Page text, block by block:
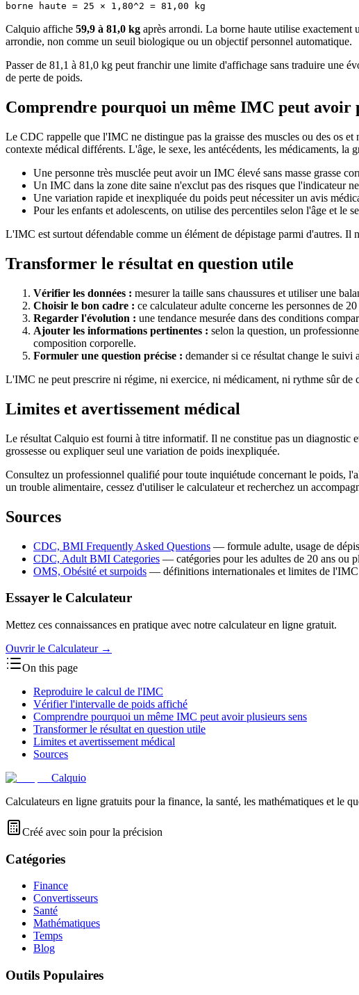
borne haute = 25 × 1,80^2 = 81,00 kg
Calquio affiche 59,9 à 81,0 kg après arrondi. La borne haute utilise
arrondie, non comme un seuil biologique ou un objectif personnel automatique.
Passer de 81,1 à 81,0 kg peut franchir une limite d'affichage sans traduire une
de perte de poids.
Comprendre pourquoi un même IMC peut avoir
Le CDC rappelle que l'IMC ne distingue pas la graisse des muscles ou des os
contexte médical différents. L'âge, le sexe, les antécédents, les médicaments,
Une personne très musclée peut avoir un IMC élevé sans masse grasse
Un IMC dans la zone dite saine n'exclut pas des risques que l'indicateur
Une variation rapide et inexpliquée du poids peut nécessiter un avis
Pour les enfants et adolescents, on utilise des percentiles selon l'âge et le
L'IMC est surtout défendable comme un élément de dépistage parmi d'autres.
Transformer le résultat en question utile
Vérifier les données : mesurer la taille sans chaussures et utiliser une
Choisir le bon cadre : ce calculateur adulte concerne les personnes de
Regarder l'évolution : une tendance mesurée dans des conditions
Ajouter les informations pertinentes : selon la question, un
composition corporelle.
Formuler une question précise : demander si ce résultat change le
L'IMC ne peut prescrire ni régime, ni exercice, ni médicament, ni rythme sûr de
Limites et avertissement médical
Le résultat Calquio est fourni à titre informatif. Il ne constitue pas un diagnostic
grossesse ou expliquer seul une variation de poids inexpliquée.
Consultez un professionnel qualifié pour toute inquiétude concernant le poids,
un trouble alimentaire, cessez d'utiliser le calculateur et recherchez un
Sources
CDC, BMI Frequently Asked Questions — formule adulte, usage de
CDC, Adult BMI Categories — catégories pour les adultes de 20 ans ou
OMS, Obésité et surpoids — définitions internationales et limites de
Essayer le Calculateur
Mettez ces connaissances en pratique avec notre calculateur en ligne gratuit.
Ouvrir le Calculateur→
On this page
Reproduire le calcul de l'IMC
Vérifier l'intervalle de poids affiché
Comprendre pourquoi un même IMC peut avoir plusieurs sens
Transformer le résultat en question utile
Limites et avertissement médical
Sources
Calquio
Calculateurs en ligne gratuits pour la finance, la santé, les mathématiques et le
Créé avec soin pour la précision
Catégories
Finance
Convertisseurs
Santé
Mathématiques
Temps
Blog
Outils Populaires